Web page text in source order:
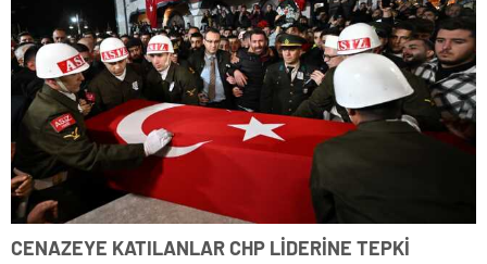
CENAZEYE KATILANLAR CHP LİDERİNE TEPKİ